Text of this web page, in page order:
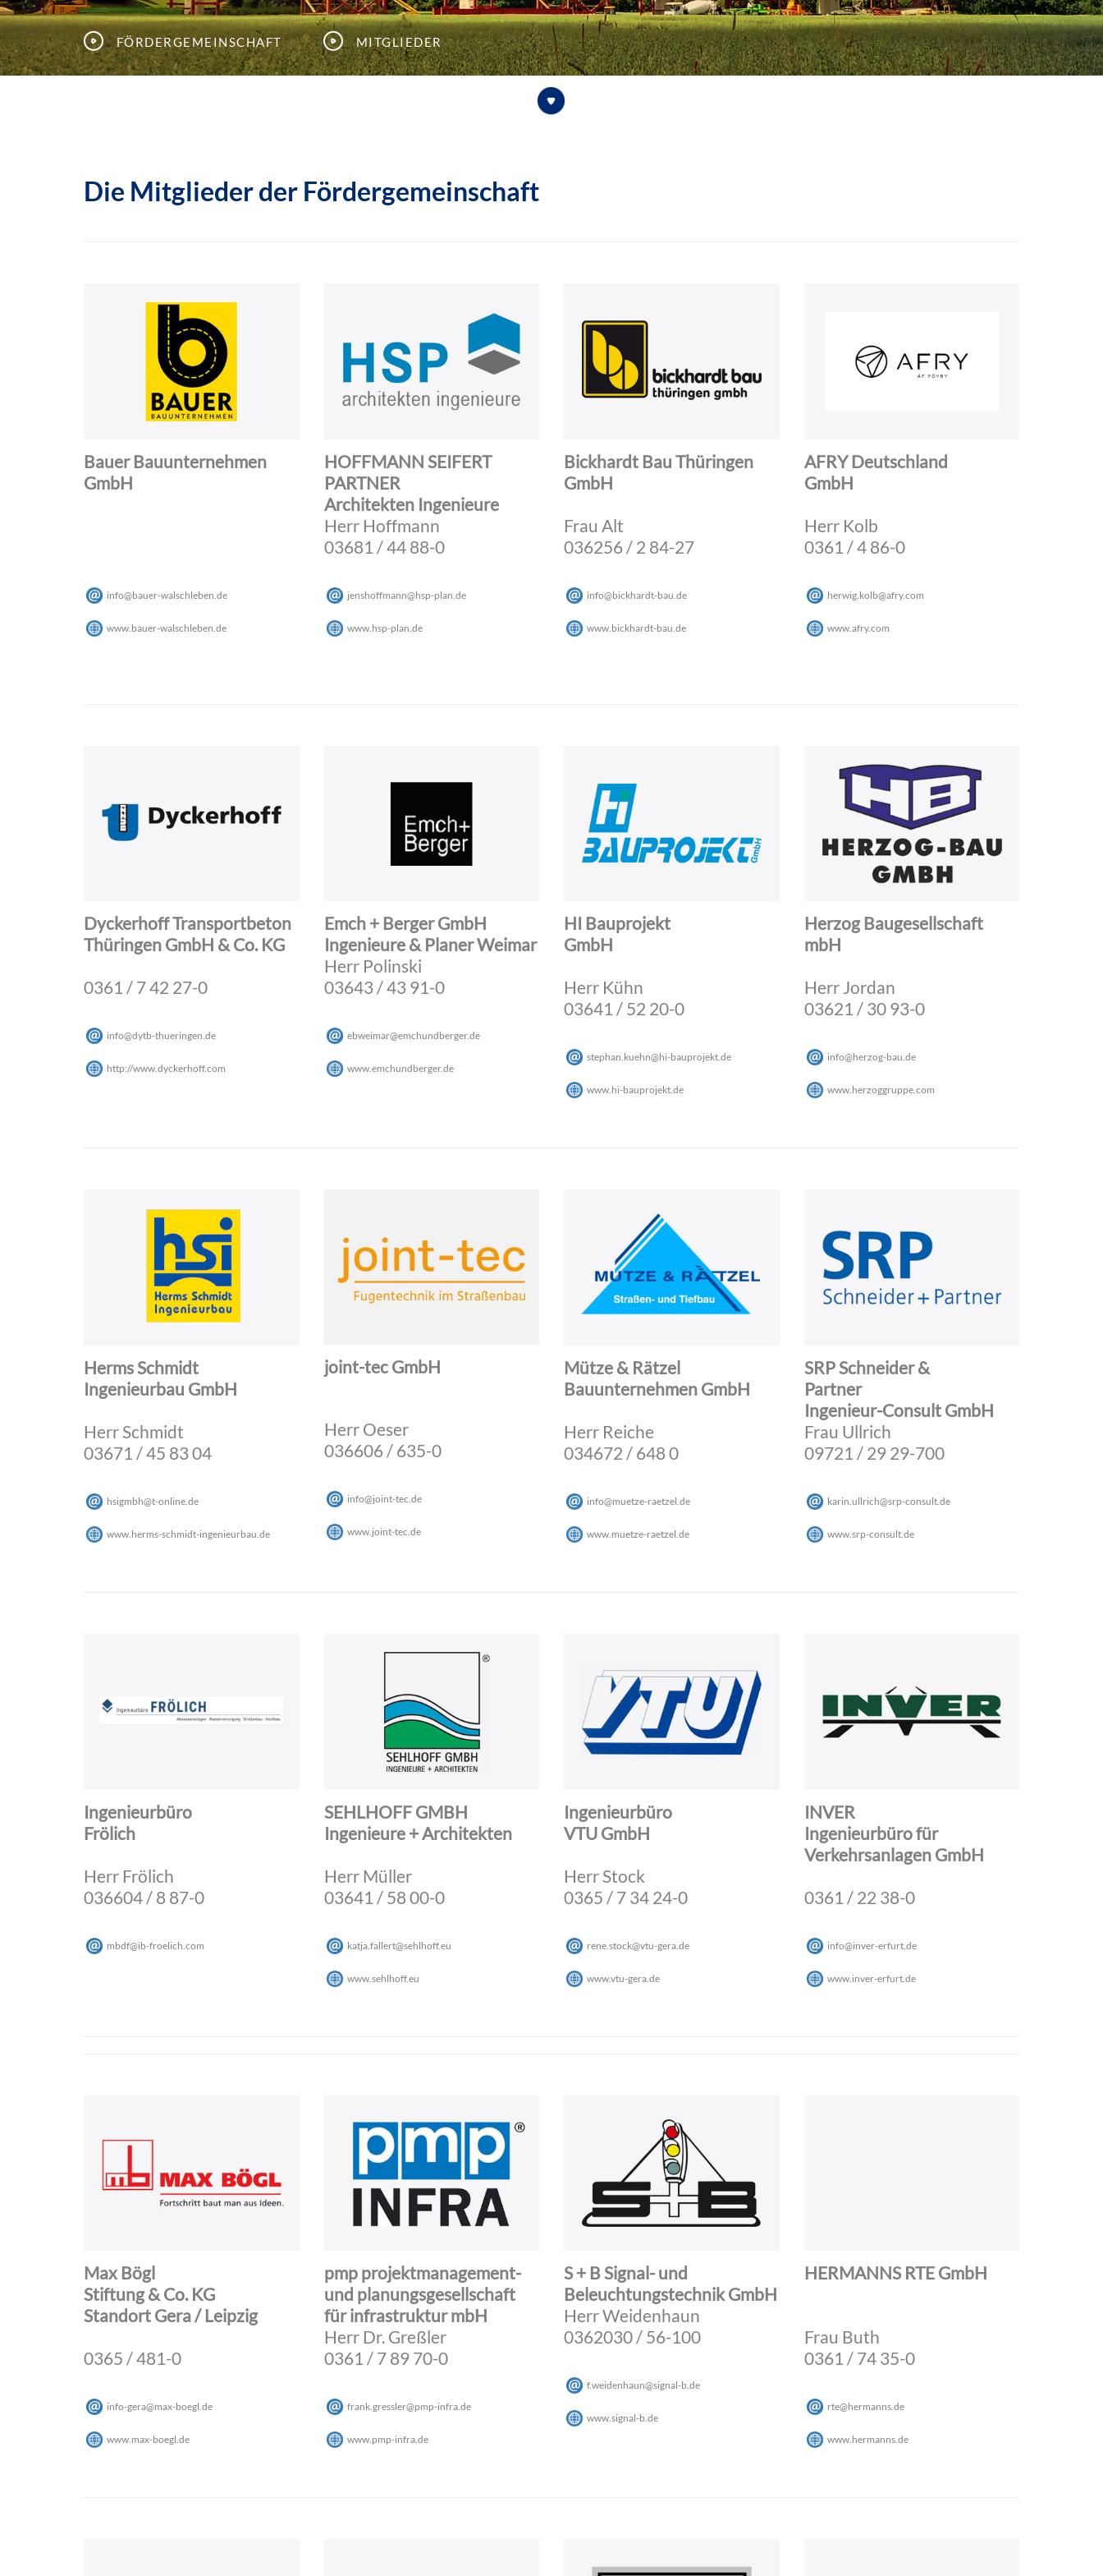
Fördergemeinschaft Mitglieder
Die Mitglieder der Fördergemeinschaft
Bauer Bauunternehmen
GmbH
info@bauer-walschleben de
www.bauer-walschleben.de
HOFFMANN SEIFERT
PARTNER
Architekten Ingenieure
Herr Hoffmann
03681 / 44 88-0
jenshoffmann@hsp-plan de
www.hsp-plan.de
Bickhardt Bau Thüringen
GmbH
Frau Alt
036256 / 2 84-27
info@bickhardt-bau de
www.bickhardt-bau.de
AFRY Deutschland
GmbH
Herr Kolb
0361 / 4 86-0
herwig.kolb@afry.com
www.afry.com
Dyckerhoff Transportbeton
Thüringen GmbH & Co. KG
0361 / 7 42 27-0
info@dytb-thueringen.de
http://www.dyckerhoff.com
Emch + Berger GmbH
Ingenieure & Planer Weimar
Herr Polinski
03643 / 43 91-0
ebweimar@emchundberger.de
www.emchundberger.de
HI Bauprojekt
GmbH
Herr Kühn
03641 / 52 20-0
stephan.kuehn@hi-bauprojekt.de
www.hi-bauprojekt.de
Herzog Baugesellschaft
mbH
Herr Jordan
03621 / 30 93-0
info@herzog-bau.de
www.herzoggruppe.com
Herms Schmidt
Ingenieurbau GmbH
Herr Schmidt
03671 / 45 83 04
hsigmbh@t-online.de
www.herms-schmidt-ingenieurbau.de
joint-tec GmbH
Herr Oeser
036606 / 635-0
info@joint-tec de
www.joint-tec.de
Mütze & Rätzel
Bauunternehmen GmbH
Herr Reiche
034672 / 648 0
info@muetze-raetzel.de
www.muetze-raetzel.de
SRP Schneider &
Partner
Ingenieur-Consult GmbH
Frau Ullrich
09721 / 29 29-700
karin.ullrich@srp-consult.de
www.srp-consult.de
Ingenieurbüro
Frölich
Herr Frölich
036604 / 8 87-0
mbdf@ib-froelich com
SEHLHOFF GMBH
Ingenieure + Architekten
Herr Müller
03641 / 58 00-0
katja.fallert@sehlhoff.eu
www.sehlhoff.eu
Ingenieurbüro
VTU GmbH
Herr Stock
0365 / 7 34 24-0
rene.stock@vtu-gera de
www.vtu-gera.de
INVER
Ingenieurbüro für
Verkehrsanlagen GmbH
0361 / 22 38-0
info@inver-erfurt. de
www.inver-erfurt.de
Max Bögl
Stiftung & Co. KG
Standort Gera / Leipzig
0365 / 481-0
info-gera@max-boegl.de
www.max-boegl.de
pmp projektmanagement-
und planungsgesellschaft
für infrastruktur mbH
Herr Dr. Greßler
0361 / 7 89 70-0
frank.gressler@pmp-infra.de
www.pmp-infra.de
S + B Signal- und
Beleuchtungstechnik GmbH
Herr Weidenhaun
0362030 / 56-100
f.weidenhaun@signal-b.de
www.signal-b.de
HERMANNS RTE GmbH
Frau Buth
0361 / 74 35-0
rte@hermanns.de
www.hermanns.de